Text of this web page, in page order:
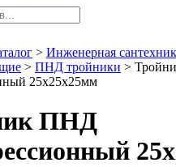
> Инженерная
> ПНД тройники >
25х25х25мм
ПНД